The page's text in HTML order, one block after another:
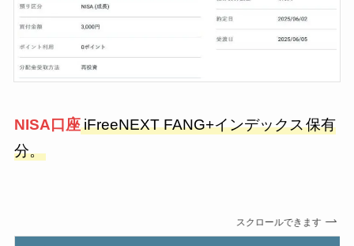
NISA口座iFreeNEXT FANG+インデックス保有
分。
スクロールできます